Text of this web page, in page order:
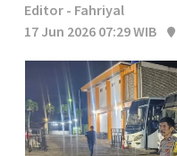
Editor - Fahriyal
17 Jun 2026 07:29 WIB